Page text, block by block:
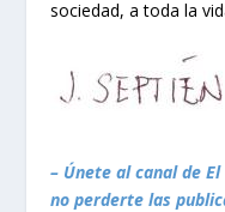
sociedad, a toda la
– Únete al canal de
no perderte las